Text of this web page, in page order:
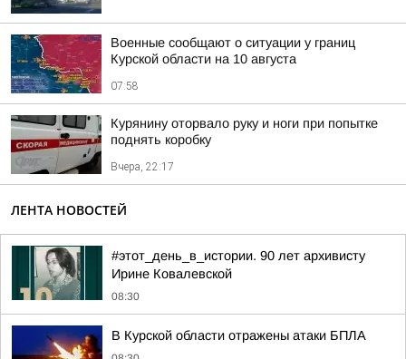
Военные сообщают о ситуации у границ
Курской области на 10 августа
07:58
Курянину оторвало руку и ноги при попытке
поднять коробку
Вчера, 22:17
ЛЕНТА НОВОСТЕЙ
#этот_день_в_истории. 90 лет архивисту
Ирине Ковалевской
08:30
В Курской области отражены атаки БПЛА